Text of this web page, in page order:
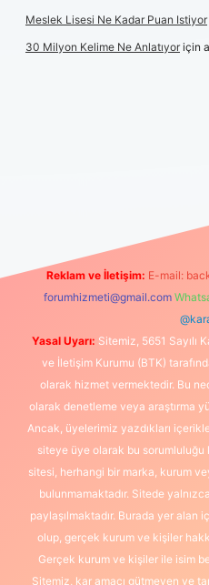
Meslek Lisesi Ne Kadar Puan Istiyor
30 Milyon Kelime Ne Anlatıyoriçin
Reklam ve İletişim: E-mail:
forumhizmeti@gmail.com
Yasal Uyarı: Sitemiz, 5651 Sayılı
ve İletişim Kurumu (BTK)
olarak hizmet vermektedir. Bu
olarak denetleme veya araştırma
Ancak, üyelerimiz yazdıkları
siteye üye olarak bu sorumluluğu
sitesi, herhangi bir marka, kurum
bulunmamaktadır. Sitede
paylaşılmaktadır. Burada yer alan
olup, gerçek kurum ve kişiler
Gerçek kurum ve kişiler ile isim
Sitemiz, kar amacı gütmeyen ve